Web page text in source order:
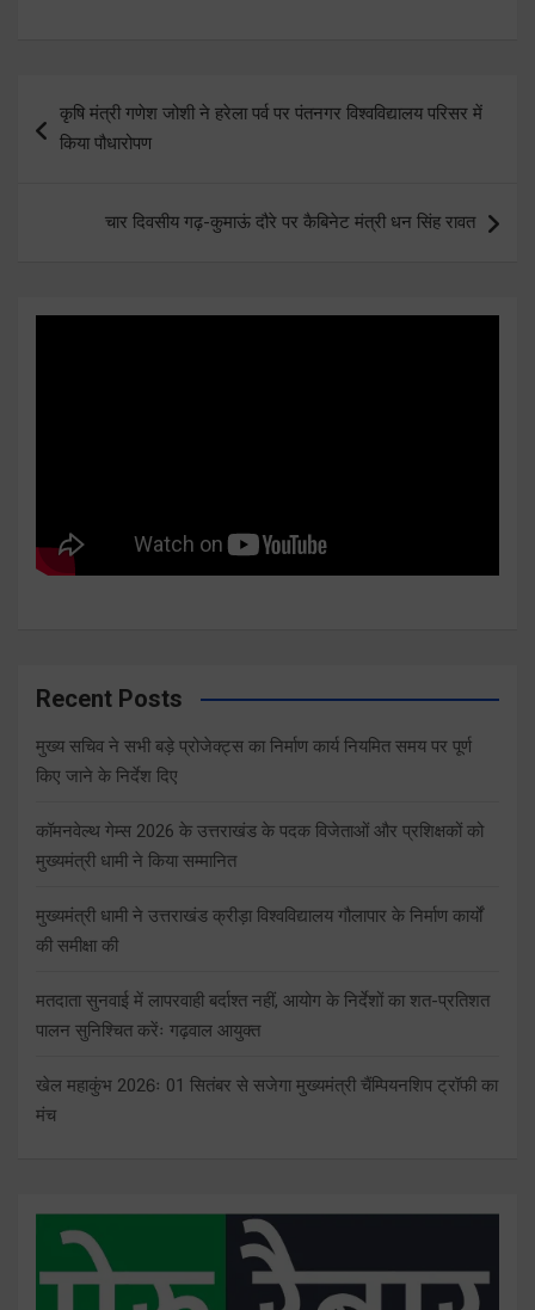
navigation
कृषि मंत्री गणेश जोशी ने हरेला पर्व पर पंतनगर विश्वविद्यालय परिसर में
किया पौधारोपण
चार दिवसीय गढ़-कुमाऊं दौरे पर कैबिनेट मंत्री धन सिंह रावत
Recent Posts
मुख्य सचिव ने सभी बड़े प्रोजेक्ट्स का निर्माण कार्य नियमित समय पर पूर्ण
किए जाने के निर्देश दिए
कॉमनवेल्थ गेम्स 2026 के उत्तराखंड के पदक विजेताओं और प्रशिक्षकों को
मुख्यमंत्री धामी ने किया सम्मानित
मुख्यमंत्री धामी ने उत्तराखंड क्रीड़ा विश्वविद्यालय गौलापार के निर्माण कार्यों
की समीक्षा की
मतदाता सुनवाई में लापरवाही बर्दाश्त नहीं, आयोग के निर्देशों का शत-प्रतिशत
पालन सुनिश्चित करेंः गढ़वाल आयुक्त
खेल महाकुंभ 2026ः 01 सितंबर से सजेगा मुख्यमंत्री चैंम्पियनशिप ट्रॉफी का
मंच